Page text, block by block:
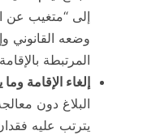
إلى “متغيب عن
وضعه القانوني
المرتبطة
إلغاء الإقامة
البلاغ دون
يترتب عليه